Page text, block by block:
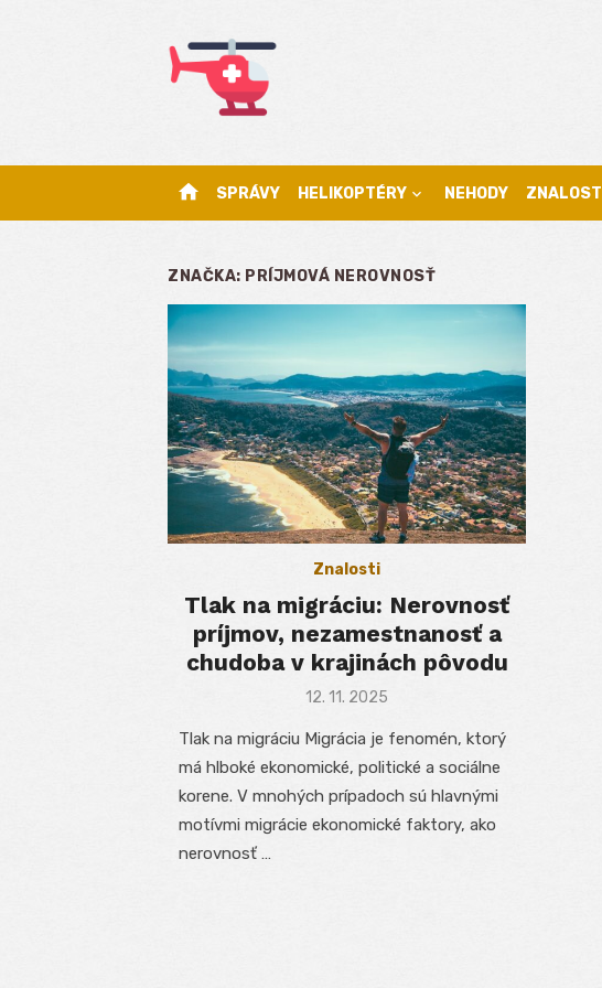
home SPRÁVY HELIKOPTÉRY NEHODY ZNALOSTI
ZNAČKA: PRÍJMOVÁ NEROVNOSŤ
Znalosti
Tlak na migráciu: Nerovnosť
príjmov, nezamestnanosť a
chudoba v krajinách pôvodu
Posted
12. 11. 2025
Tlak na migráciu Migrácia je fenomén, ktorý
má hlboké ekonomické, politické a sociálne
korene. V mnohých prípadoch sú hlavnými
motívmi migrácie ekonomické faktory, ako
nerovnosť …